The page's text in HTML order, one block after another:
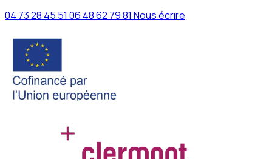
04 73 28 45 51 06 48 62 79 81 Nous écrire